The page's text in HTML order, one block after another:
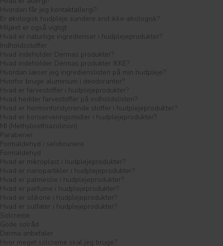
Hvordan får jeg kontaktallergi?
Er økologisk hudpleje sundere end ikke-økologisk?
Miljøet er også vigtigt
Hvad er naturlige ingredienser i hudplejeprodukter?
Indholdsstoffer
Hvad indeholder Dermas produkter?
Hvad indeholder Dermas produkter IKKE?
Hvordan læser jeg ingredienslisten på min hudpleje?
Hvorfor bruge aluminium i deodoranter?
Hvad er farvestoffer i hudplejeprodukter?
Hvad hedder farvestoffer på indholdslisten?
Hvad er hormonforstyrrende stoffer i hudplejeprodukter?
Hvad er konserveringsmidler i hudplejeprodukter?
MI (Methylisothiazolinon)
Parabener
Formaldehyd i selvbrunere
Formaldehyd
Hvad er mikroplast i hudplejeprodukter?
Hvad er nanopartikler i hudplejeprodukter?
Hvad er palmeolie i hudplejeprodukter?
Hvad er parfume i hudplejeprodukter?
Hvad er silikone i hudplejeprodukter?
Hvad er sulfater i hudplejeprodukter?
Solcreme
Gode solråd
Derma anbefaler
Hvor meget solcreme skal jeg bruge?